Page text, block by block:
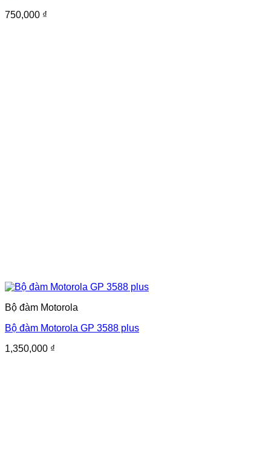
750,000 ₫
Bộ đàm Motorola
Bộ đàm Motorola GP 3588 plus
1,350,000 ₫